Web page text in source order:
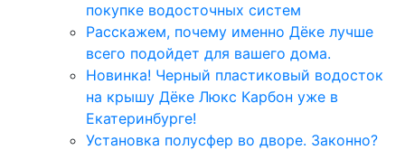
покупке водосточных систем
Расскажем, почему именно Дёке лучше
всего подойдет для вашего дома.
Новинка! Черный пластиковый водосток
на крышу Дёке Люкс Карбон уже в
Екатеринбурге!
Установка полусфер во дворе. Законно?